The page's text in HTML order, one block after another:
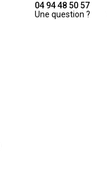
04 94 48 50 57
Une question ?